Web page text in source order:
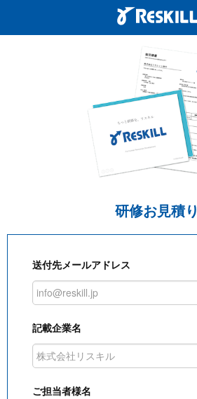
研修お見積り
送付先メールアドレス
記載企業名
ご担当者様名